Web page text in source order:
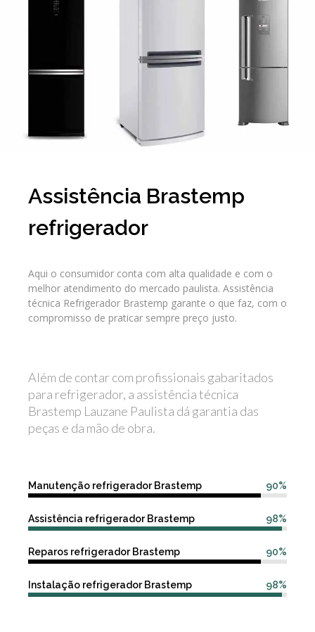
Assistência Brastemp
refrigerador
Aqui o consumidor conta com alta qualidade e com o
melhor atendimento do mercado paulista. Assistência
técnica Refrigerador Brastemp garante o que faz, com o
compromisso de praticar sempre preço justo.
Além de contar com profissionais gabaritados
para refrigerador, a assistência técnica
Brastemp Lauzane Paulista dá garantia das
peças e da mão de obra.
90%
Manutenção refrigerador Brastemp
98%
Assistência refrigerador Brastemp
90%
Reparos refrigerador Brastemp
98%
Instalação refrigerador Brastemp